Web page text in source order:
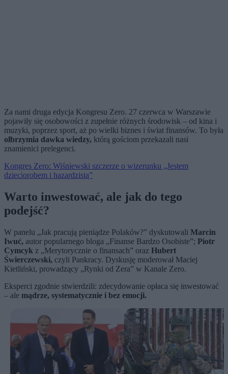
Za nami druga edycja Kongresu Zero. 27 czerwca w Warszawie
pojawiły się osobowości z zupełnie różnych środowisk – od kina i
muzyki, poprzez sport, aż po wielki biznes i świat finansów. To była
olbrzymia dawka wiedzy, którą gościom przekazali nasi
znamienici prelegenci.
Kongres Zero: Wiśniewski szczerze o wizerunku „Jestem
dzieciorobem i hazardzistą”
Warto inwestować, ale jak do tego
podejść?
W panelu „Jak pracują pieniądze Polaków?” dyskutowali Marcin
Iwuć, autor popularnego bloga „Finanse Bardzo Osobiste”; Piotr
Cymcyk z „Merytorycznie o finansach” oraz Hubert
Świerczewski, czyli Pankracy. Dyskusję moderował Maciej
Kietliński, prowadzący „Rynki od Zera” w Kanale Zero.
Eksperci zgodnie stwierdzili: zdecydowanie opłaca się inwestować
– ale mądrze, systematycznie i bez emocji.